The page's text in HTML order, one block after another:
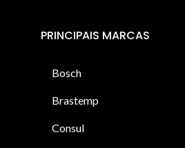
PRINCIPAIS MARCAS
Bosch
Brastemp
Consul